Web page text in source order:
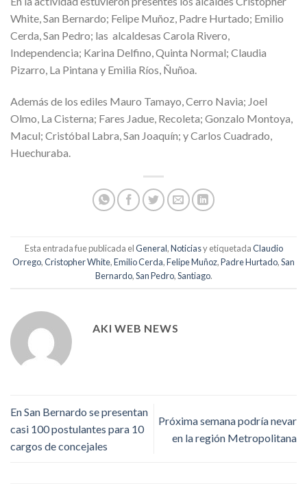
White, San Bernardo; Felipe Muñoz, Padre Hurtado; Emilio
Cerda, San Pedro; las alcaldesas Carola Rivero,
Independencia; Karina Delfino, Quinta Normal; Claudia
Pizarro, La Pintana y Emilia Ríos, Ñuñoa.
Además de los ediles Mauro Tamayo, Cerro Navia; Joel
Olmo, La Cisterna; Fares Jadue, Recoleta; Gonzalo Montoya,
Macul; Cristóbal Labra, San Joaquín; y Carlos Cuadrado,
Huechuraba.
Esta entrada fue publicada elGeneral,Noticiasy etiquetadaClaudio
Orrego,Cristopher White,Emilio Cerda,Felipe Muñoz,Padre Hurtado,San
Bernardo,San Pedro,Santiago.
AKI WEB NEWS
En San Bernardo se presentan
casi 100 postulantes para 10
cargos de concejales
Próxima semana podría nevar
en la región Metropolitana